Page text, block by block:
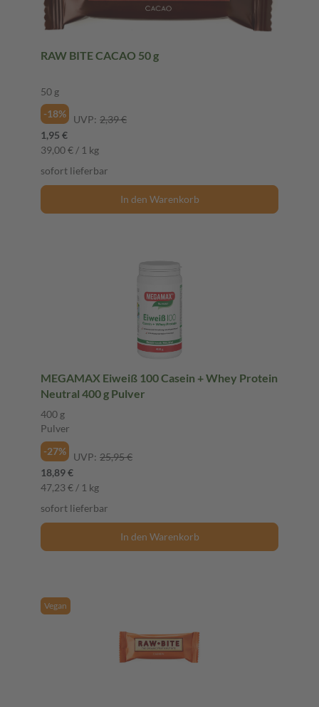
RAW BITE CACAO 50 g
50 g
-18%
UVP: 2,39 €
1,95 €
39,00 € / 1 kg
sofort lieferbar
In den Warenkorb
MEGAMAX Eiweiß 100 Casein + Whey Protein
Neutral 400 g Pulver
400 g
Pulver
-27%
UVP: 25,95 €
18,89 €
47,23 € / 1 kg
sofort lieferbar
In den Warenkorb
Vegan